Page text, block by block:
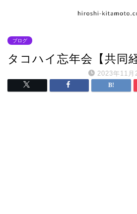
ブログ
タコハイ忘年会【共同
2023年11月